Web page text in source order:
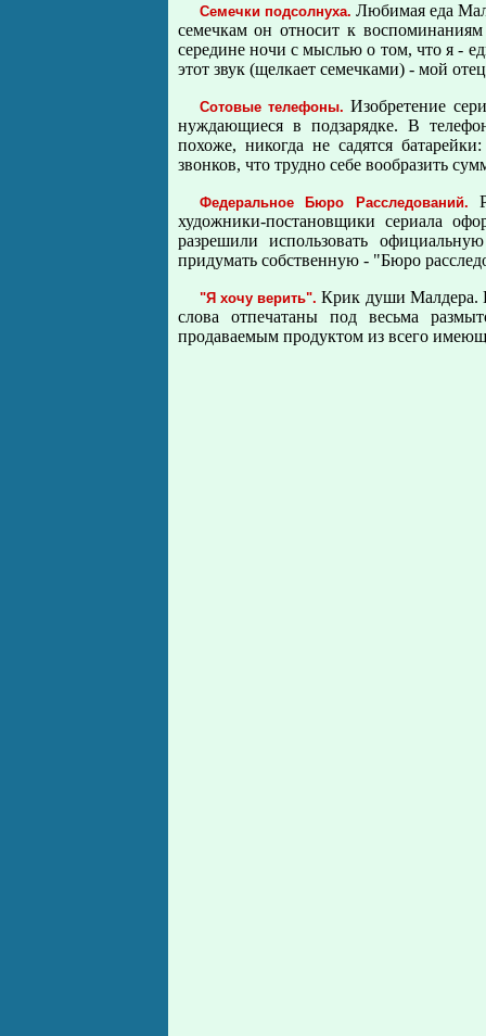
Семечки подсолнуха. Любимая еда
семечкам он относит к
середине ночи с мыслью о том, что я -
этот звук (щелкает семечками) - мой
Сотовые телефоны. Изобретение
нуждающиеся в подзарядке. В
похоже, никогда не садятся
звонков, что трудно себе вообразить
Федеральное Бюро Расследований.
художники-постановщики сериала
разрешили использовать
придумать собственную - "Бюро
"Я хочу верить". Крик души Малдера.
слова отпечатаны под весьма
продаваемым продуктом из всего